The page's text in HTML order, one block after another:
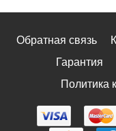
Обратная связь
Гарантия
Политика